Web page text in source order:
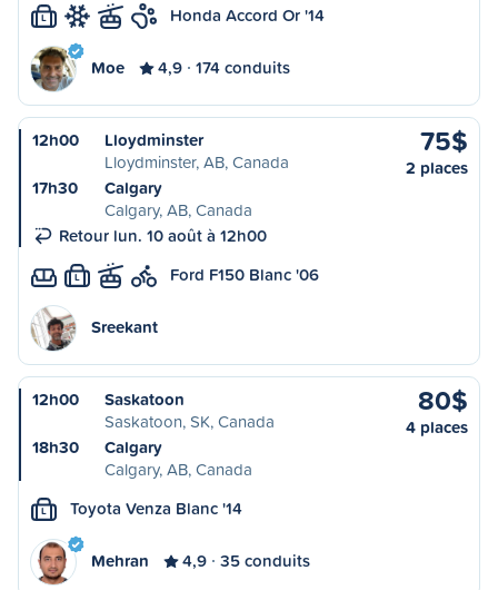
L Honda Accord Or '14
Moe 4,9 174 conduits
12h00
Lloydminster
Lloydminster, AB, Canada
17h30
Calgary
Calgary, AB, Canada
Retour lun. 10 août à 12h00
75$
2 places
L Ford F150 Blanc '06
Sreekant
12h00
Saskatoon
Saskatoon, SK, Canada
18h30
Calgary
Calgary, AB, Canada
80$
4 places
L Toyota Venza Blanc '14
Mehran 4,9 35 conduits